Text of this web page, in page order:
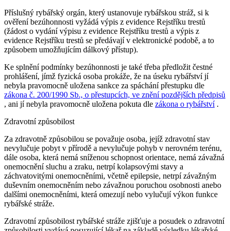
Příslušný rybářský orgán, který ustanovuje rybářskou stráž, si k
ověření bezúhonnosti vyžádá výpis z evidence Rejstříku trestů
(žádost o vydání výpisu z evidence Rejstříku trestů a výpis z
evidence Rejstříku trestů se předávají v elektronické podobě, a to
způsobem umožňujícím dálkový přístup).
Ke splnění podmínky bezúhonnosti je také třeba předložit čestné
prohlášení, jímž fyzická osoba prokáže, že na úseku rybářství jí
nebyla pravomocně uložena sankce za spáchání přestupku dle
zákona č. 200/1990 Sb., o přestupcích, ve znění pozdějších předpisů
, ani jí nebyla pravomocně uložena pokuta dle zákona o rybářství.
Zdravotní způsobilost
Za zdravotně způsobilou se považuje osoba, jejíž zdravotní stav
nevylučuje pobyt v přírodě a nevylučuje pohyb v nerovném terénu,
dále osoba, která nemá sníženou schopnost orientace, nemá závažná
onemocnění sluchu a zraku, netrpí kolapsovými stavy a
záchvatovitými onemocněními, včetně epilepsie, netrpí závažným
duševním onemocněním nebo závažnou poruchou osobnosti anebo
dalšími onemocněními, která omezují nebo vylučují výkon funkce
rybářské stráže.
Zdravotní způsobilost rybářské stráže zjišťuje a posudek o zdravotní